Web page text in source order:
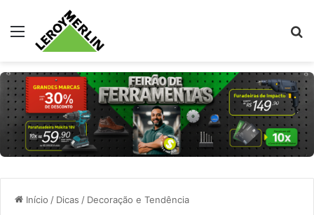
Menu
Início / Dicas / Decoração e Tendência